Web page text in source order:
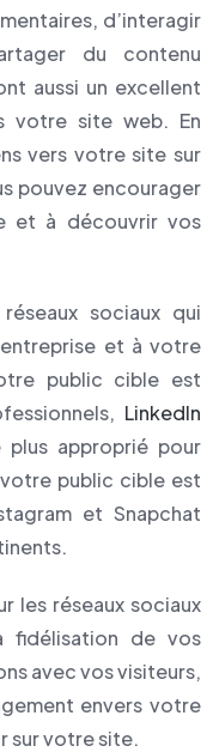
d’interagir
du contenu
aussi un excellent
votre site web. En
vers votre site sur
pouvez encourager
et à découvrir vos
sociaux qui
et à votre
public cible est
LinkedIn
approprié pour
public cible est
et Snapchat
les réseaux sociaux
fidélisation de vos
avec vos visiteurs,
envers votre
sur votre site.